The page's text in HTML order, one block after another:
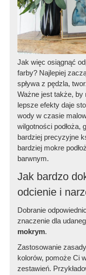
Jak więc osiągnąć
farby? Najlepiej
spływa z pędzla,
Ważne jest także,
lepsze efekty daje
wody w czasie
wilgotności podłoża,
bardziej precyzyjne
bardziej mokre
barwnym.
Jak bardzo
odcienie i
Dobranie
znaczenie dla
mokrym.
Zastosowanie
kolorów, pomoże Ci
zestawień.